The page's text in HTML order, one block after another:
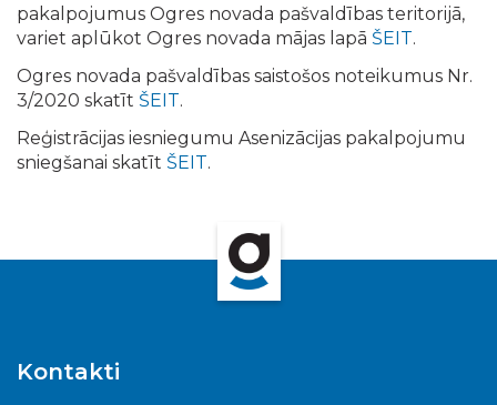
pakalpojumus Ogres novada pašvaldības teritorijā,
variet aplūkot Ogres novada mājas lapā ŠEIT.
Ogres novada pašvaldības saistošos noteikumus Nr.
3/2020 skatīt ŠEIT.
Reģistrācijas iesniegumu Asenizācijas pakalpojumu
sniegšanai skatīt ŠEIT.
Kontakti